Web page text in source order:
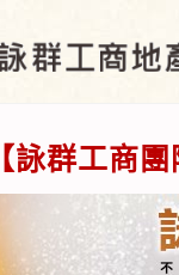
【詠群工商